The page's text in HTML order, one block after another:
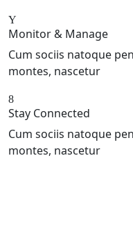
Monitor & Manage
Cum sociis natoque
montes, nascetur
Stay Connected
Cum sociis natoque
montes, nascetur